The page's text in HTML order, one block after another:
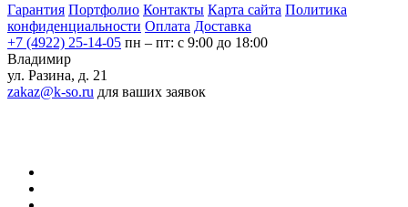
Гарантия Портфолио Контакты Карта сайта Политика
конфиденциальности Оплата Доставка
+7 (4922) 25-14-05 пн – пт: с 9:00 до 18:00
Владимир
ул. Разина, д. 21
zakaz@k-so.ru для ваших заявок